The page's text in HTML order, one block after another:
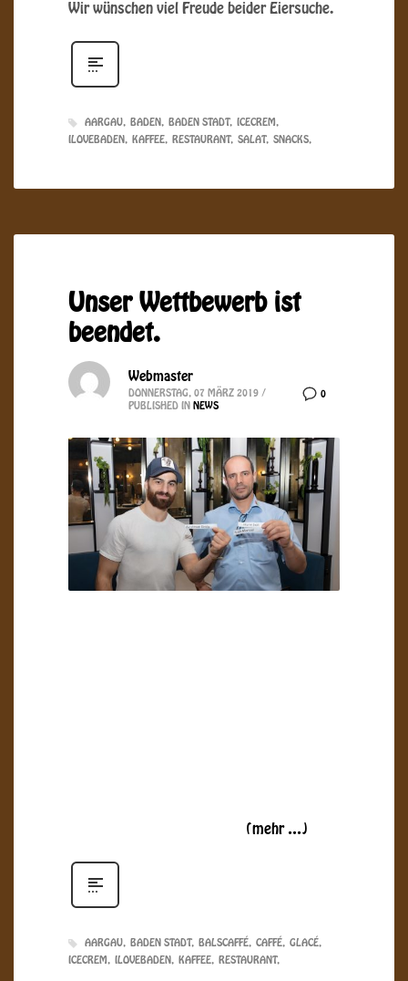
Wir wünschen viel Freude beider Eiersuche.
AARGAU BADEN BADEN STADT
ICECREM
ILOVEBADEN
KAFFEE RESTAURANT SALAT SNACKS
Unser Wettbewerb ist
beendet.
0
Webmaster
DONNERSTAG, 07 MÄRZ 2019 /
PUBLISHED IN NEWS
(mehr …)
AARGAU BADEN STADT BALSCAFFÉ CAFFÉ
GLACÉ
ICECREM
ILOVEBADEN KAFFEE RESTAURANT